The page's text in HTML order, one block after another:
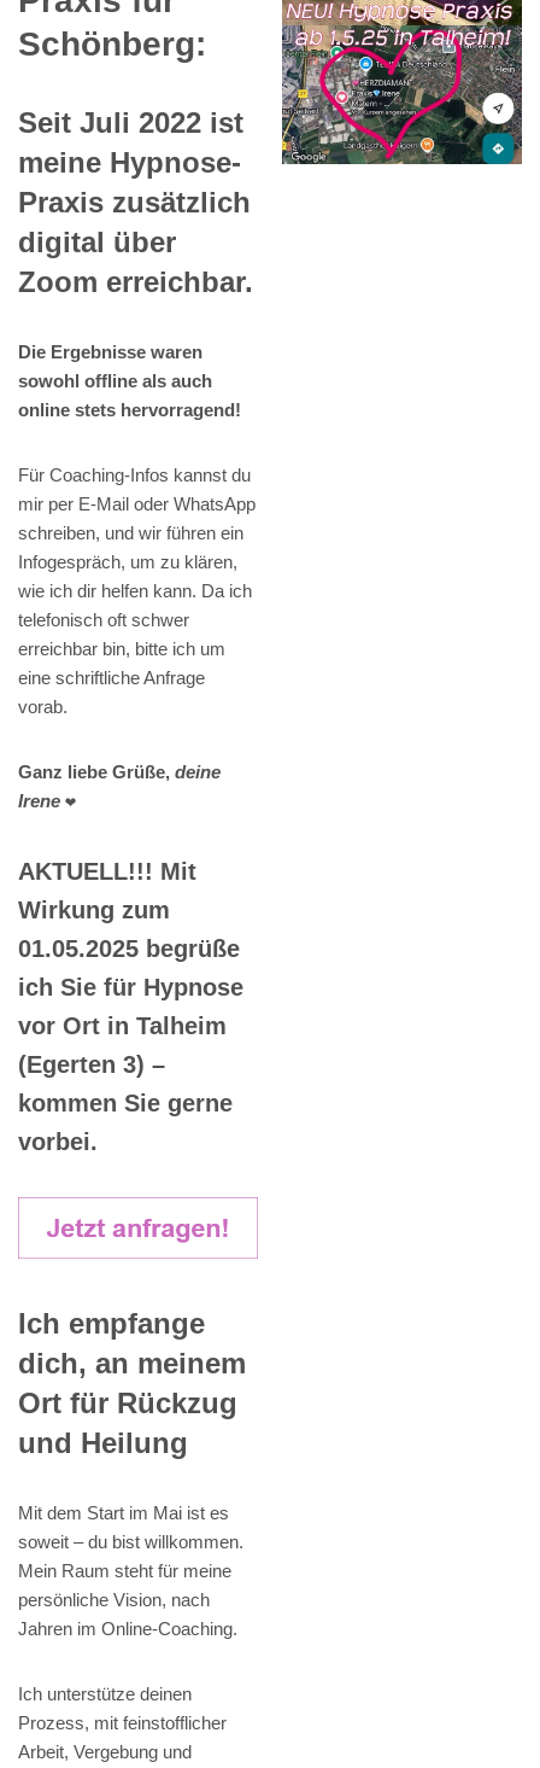
Schönberg:
Seit Juli 2022 ist
meine Hypnose-
Praxis zusätzlich
digital über
Zoom erreichbar.
Die Ergebnisse waren
sowohl offline als auch
online stets hervorragend!
Für Coaching-Infos kannst du
mir per E-Mail oder WhatsApp
schreiben, und wir führen ein
Infogespräch, um zu klären,
wie ich dir helfen kann. Da ich
telefonisch oft schwer
erreichbar bin, bitte ich um
eine schriftliche Anfrage
vorab.
Ganz liebe Grüße, deine
Irene ❤️
AKTUELL!!! Mit
Wirkung zum
01.05.2025 begrüße
ich Sie für Hypnose
vor Ort in Talheim
(Egerten 3) –
kommen Sie gerne
vorbei.
Ich empfange
dich, an meinem
Ort für Rückzug
und Heilung
Mit dem Start im Mai ist es
soweit – du bist willkommen.
Mein Raum steht für meine
persönliche Vision, nach
Jahren im Online-Coaching.
Ich unterstütze deinen
Prozess, mit feinstofflicher
Arbeit, Vergebung und